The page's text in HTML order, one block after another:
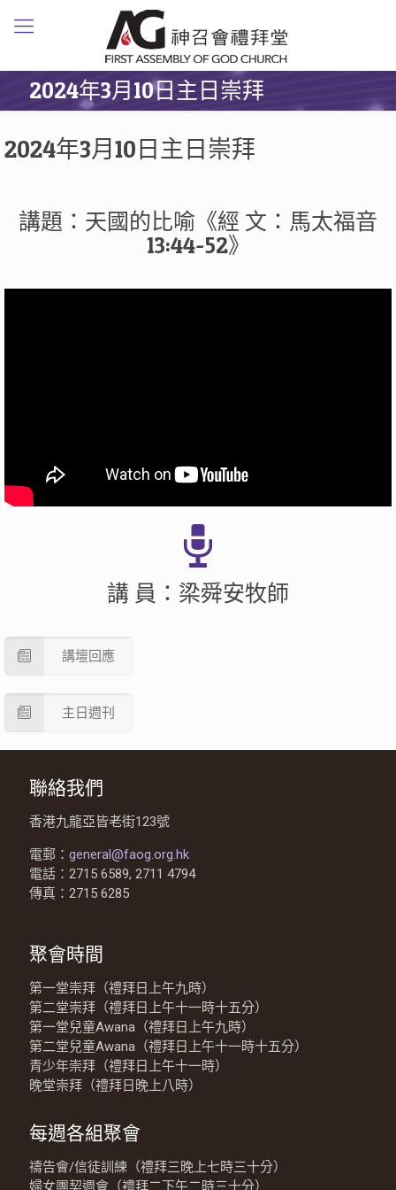
2024年3月10日主日崇拜
2024年3月10日主日崇拜
講題：天國的比喻《經 文：馬太福音
13:44-52》
講 員：梁舜安牧師
講壇回應
主日週刊
聯絡我們
香港九龍亞皆老街123號
電郵： general@faog.org.hk
電話：2715 6589, 2711 4794
傳真：2715 6285
聚會時間
第一堂崇拜（禮拜日上午九時）
第二堂崇拜（禮拜日上午十一時十五分）
第一堂兒童Awana（禮拜日上午九時）
第二堂兒童Awana（禮拜日上午十一時十五分）
青少年崇拜（禮拜日上午十一時）
晚堂崇拜（禮拜日晚上八時）
每週各組聚會
禱告會/信徒訓練（禮拜三晚上七時三十分）
婦女團契週會（禮拜二下午二時三十分）